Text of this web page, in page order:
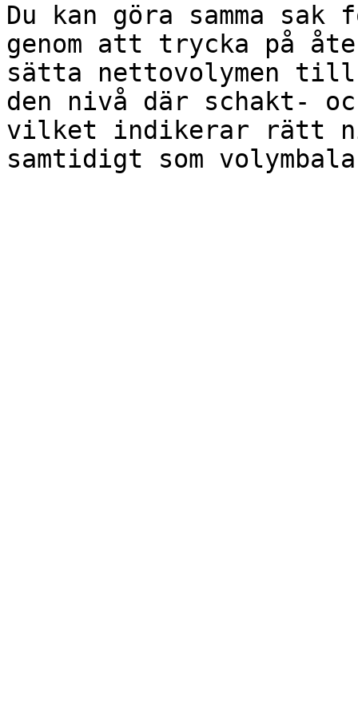
Du kan göra samma
genom att trycka på
sätta nettovolymen
den nivå där schakt-
vilket indikerar rätt